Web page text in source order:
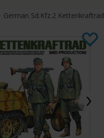
German Sd.Kfz.2 Kettenkraftrad